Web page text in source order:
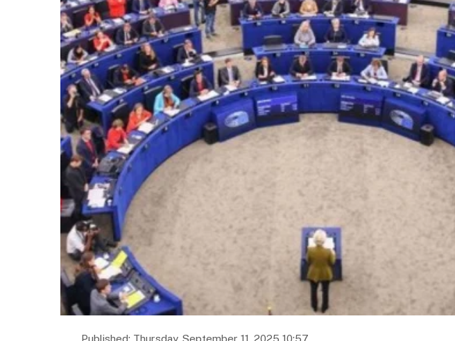
Published: Thursday, September 11, 2025 10:57